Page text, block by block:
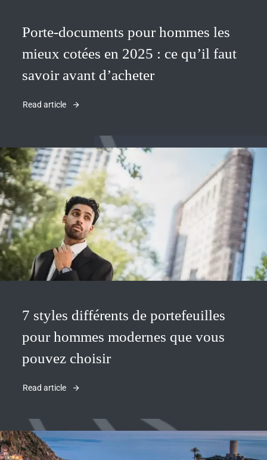
Porte-documents pour hommes les
mieux cotées en 2025 : ce qu’il faut
savoir avant d’acheter
Read article
7 styles différents de portefeuilles
pour hommes modernes que vous
pouvez choisir
Read article